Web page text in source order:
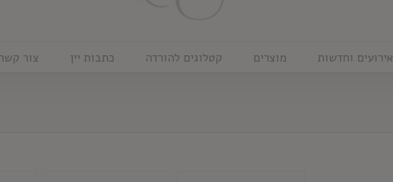
אירועים וחדשות מוצרים קטלוגים להורדה כתבות יין צור קשר